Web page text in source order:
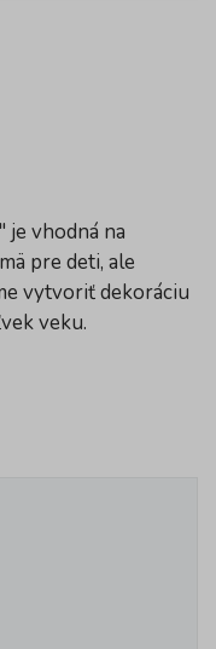
je vhodná na
pre deti, ale
vytvoriť dekoráciu
veku.